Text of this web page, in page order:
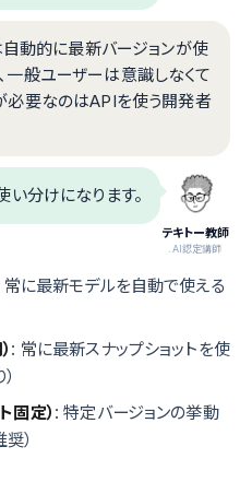
動的に最新バージョンが使
一般ユーザーは意識しなくて
必要なのはAPIを使う開発者
テキトー教師
.AI認定講師
い分けになります。
常に最新モデルを自動で使える
: 常に最新スナップショットを使
固定） : 特定バージョンの挙動
）